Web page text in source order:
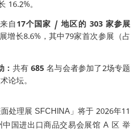
16.2%。
自17个国家 / 地区的 303 家参展
增长8.6%，其中79家首次参展（占
共有685 名与会者参加了2场专题
论坛。
处理展 SFCHINA」将于 2026年11
国进出口商品交易会展馆 A 区 举